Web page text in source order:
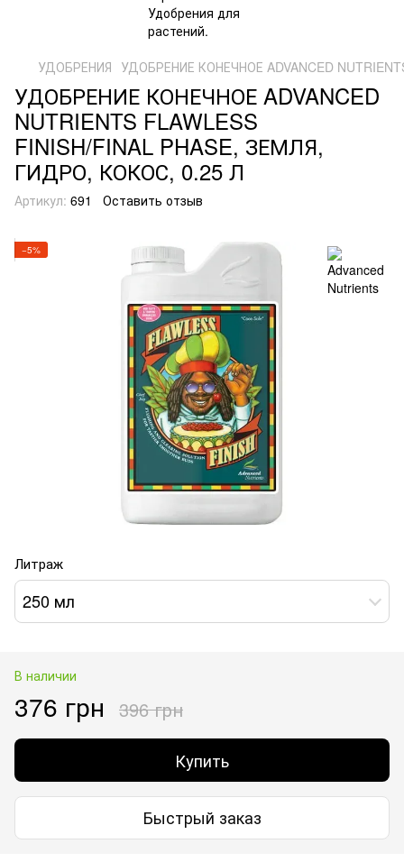
УДОБРЕНИЯ УДОБРЕНИЕ КОНЕЧНОЕ ADVANCED
УДОБРЕНИЕ КОНЕЧНОЕ ADVANCED
NUTRIENTS FLAWLESS
FINISH/FINAL PHASE, ЗЕМЛЯ,
ГИДРО, КОКОС, 0.25 Л
Артикул: 691 Оставить отзыв
−5%
Литраж
250 мл
В наличии
376 грн 396 грн
Купить
Быстрый заказ